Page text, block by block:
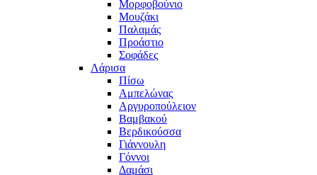
Μορφοβούνιο
Μουζάκι
Παλαμάς
Προάστιο
Σοφάδες
Λάρισα
Πίσω
Αμπελώνας
Αργυροπούλειον
Βαμβακού
Βερδικούσσα
Γιάννουλη
Γόννοι
Δαμάσι